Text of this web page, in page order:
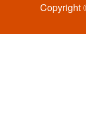
Copyright